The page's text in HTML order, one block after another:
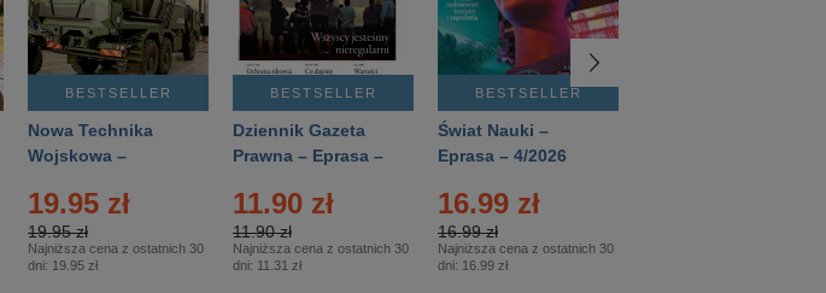
BESTSELLER
Nowa Technika
Wojskowa –
19.95 zł
19.95 zł
Najniższa cena z ostatnich 30
dni: 19.95 zł
BESTSELLER
Dziennik Gazeta
Prawna – Eprasa –
11.90 zł
11.90 zł
Najniższa cena z ostatnich 30
dni: 11.31 zł
BESTSELLER
Świat Nauki –
Eprasa – 4/2026
16.99 zł
16.99 zł
Najniższa cena z ostatnich 30
dni: 16.99 zł